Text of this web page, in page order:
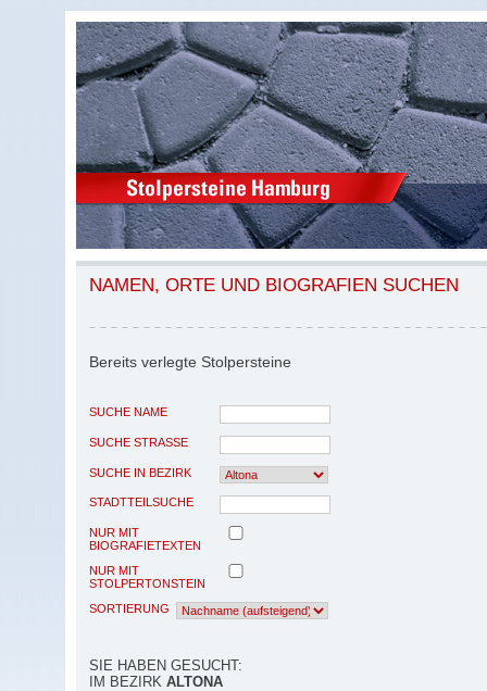
NAMEN, ORTE UND BIOGRAFIEN SUCHEN
Bereits verlegte Stolpersteine
SUCHE NAME
SUCHE STRASSE
SUCHE IN BEZIRK
STADTTEILSUCHE
NUR MIT
BIOGRAFIETEXTEN
NUR MIT
STOLPERTONSTEIN
SORTIERUNG
SIE HABEN GESUCHT:
IM BEZIRK ALTONA